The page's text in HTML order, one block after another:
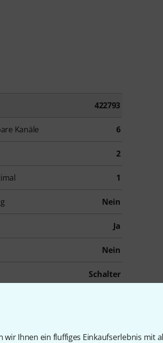
wir Ihnen ein fluffiges Einkaufserlebnis mit
422793
Kanäle 6
2
1
Nein
Ja
Nein
Schalter